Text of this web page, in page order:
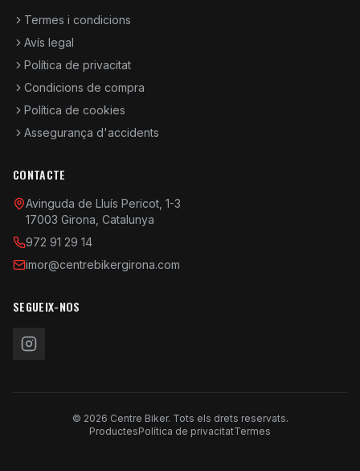
Termes i condicions
Avís legal
Política de privacitat
Condicions de compra
Política de cookies
Assegurança d'accidents
CONTACTE
Avinguda de Lluís Pericot, 1-3
17003 Girona, Catalunya
972 91 29 14
imor@centrebikergirona.com
SEGUEIX-NOS
© 2026 Centre Biker. Tots els drets reservats.
ProductesPolítica de privacitatTermes